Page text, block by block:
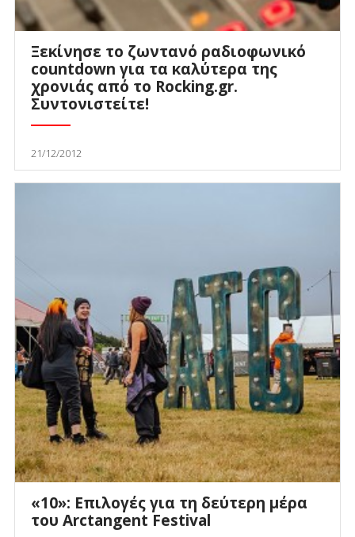
Ξεκίνησε το ζωντανό ραδιοφωνικό
countdown για τα καλύτερα της
χρονιάς από το Rocking.gr.
Συντονιστείτε!
21/12/2012
«10»: Επιλογές για τη δεύτερη μέρα
του Arctangent Festival